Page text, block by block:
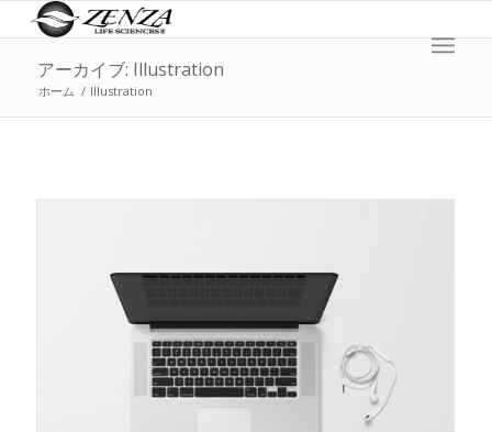
アーカイブ: Illustration
ホーム / Illustration